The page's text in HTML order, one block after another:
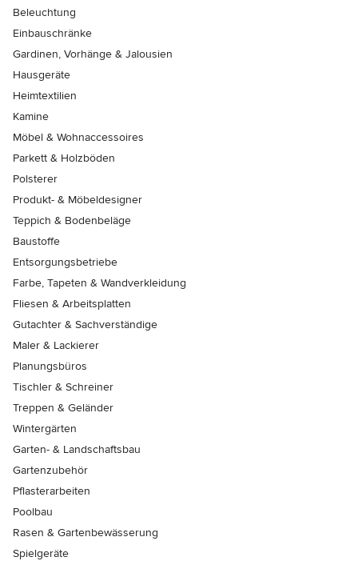
Beleuchtung
Einbauschränke
Gardinen, Vorhänge & Jalousien
Hausgeräte
Heimtextilien
Kamine
Möbel & Wohnaccessoires
Parkett & Holzböden
Polsterer
Produkt- & Möbeldesigner
Teppich & Bodenbeläge
Baustoffe
Entsorgungsbetriebe
Farbe, Tapeten & Wandverkleidung
Fliesen & Arbeitsplatten
Gutachter & Sachverständige
Maler & Lackierer
Planungsbüros
Tischler & Schreiner
Treppen & Geländer
Wintergärten
Garten- & Landschaftsbau
Gartenzubehör
Pflasterarbeiten
Poolbau
Rasen & Gartenbewässerung
Spielgeräte